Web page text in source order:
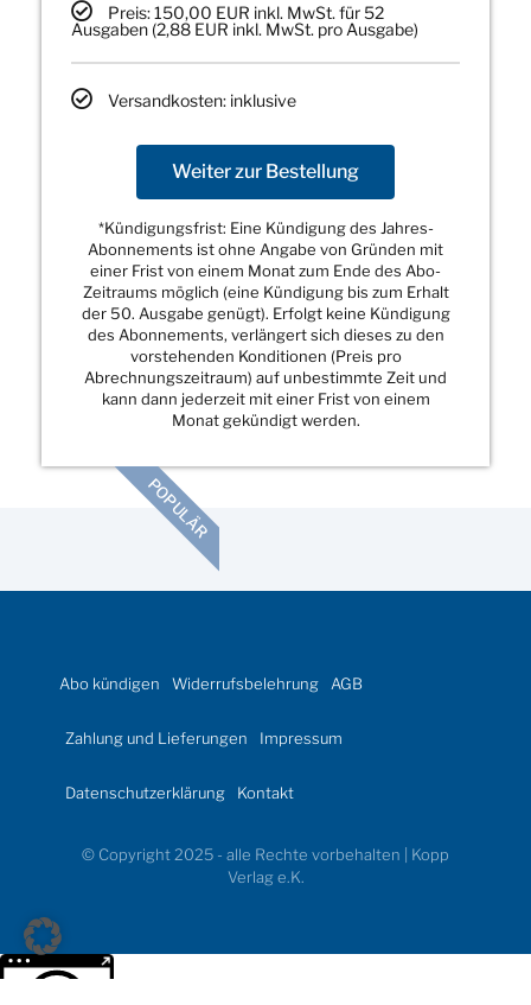
Preis: 150,00 EUR inkl. MwSt. für 52
Ausgaben (2,88 EUR inkl. MwSt. pro Ausgabe)
Versandkosten: inklusive
Weiter zur Bestellung
*Kündigungsfrist: Eine Kündigung des Jahres-
Abonnements ist ohne Angabe von Gründen mit
einer Frist von einem Monat zum Ende des Abo-
Zeitraums möglich (eine Kündigung bis zum Erhalt
der 50. Ausgabe genügt). Erfolgt keine Kündigung
des Abonnements, verlängert sich dieses zu den
vorstehenden Konditionen (Preis pro
Abrechnungszeitraum) auf unbestimmte Zeit und
kann dann jederzeit mit einer Frist von einem
Monat gekündigt werden.
POPULÄR
Abo kündigen Widerrufsbelehrung AGB
Zahlung und Lieferungen Impressum
Datenschutzerklärung Kontakt
© Copyright 2025 - alle Rechte vorbehalten | Kopp
Verlag e.K.
Weitere Informationen über den gesperrten Inhalt.